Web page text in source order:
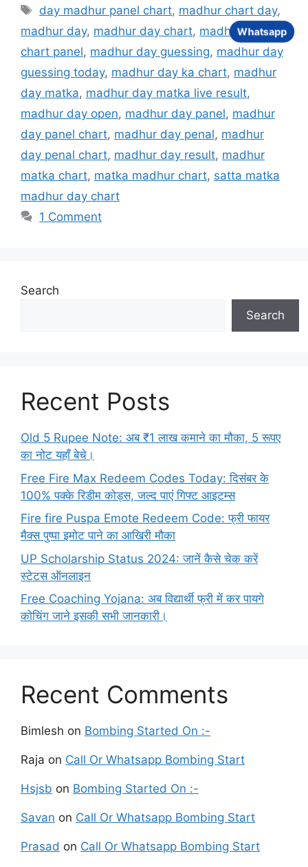
Whatsapp
Tags
day madhur panel chart, madhur chart day,
madhur day, madhur day chart, madhur day
chart panel, madhur day guessing, madhur day
guessing today, madhur day ka chart, madhur
day matka, madhur day matka live result,
madhur day open, madhur day panel, madhur
day panel chart, madhur day penal, madhur
day penal chart, madhur day result, madhur
matka chart, matka madhur chart, satta matka
madhur day chart
1 Comment
Search
Search
Recent Posts
Old 5 Rupee Note: अब ₹1 लाख कमाने का मौका, 5 रूपए
का नोट यहाँ बेचे।
Free Fire Max Redeem Codes Today: दिसंबर के
100% पक्के रिडीम कोड्स, जल्द पाएं गिफ्ट आइटम्स
Fire fire Puspa Emote Redeem Code: फ्री फायर
मैक्स पुष्पा इमोट पाने का आखिरी मौका
UP Scholarship Status 2024: जानें कैसे चेक करें
स्टेटस ऑनलाइन
Free Coaching Yojana: अब विद्यार्थी फ्री में कर पायगे
कोचिंग जाने इसकी सभी जानकारी।
Recent Comments
Bimlesh on Bombing Started On :-
Raja on Call Or Whatsapp Bombing Start
Hsjsb on Bombing Started On :-
Savan on Call Or Whatsapp Bombing Start
Prasad on Call Or Whatsapp Bombing Start